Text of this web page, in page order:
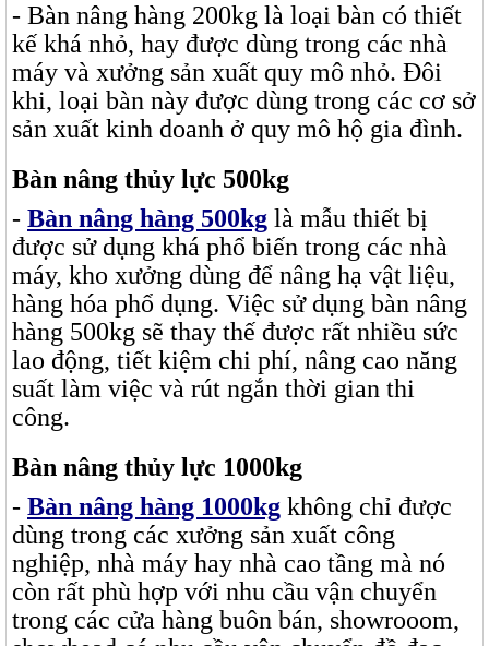
- Bàn nâng hàng 200kg là loại bàn có thiết
kế khá nhỏ, hay được dùng trong các nhà
máy và xưởng sản xuất quy mô nhỏ. Đôi
khi, loại bàn này được dùng trong các cơ sở
sản xuất kinh doanh ở quy mô hộ gia đình.
Bàn nâng thủy lực 500kg
- Bàn nâng hàng 500kg là mẫu thiết bị
được sử dụng khá phổ biến trong các nhà
máy, kho xưởng dùng để nâng hạ vật liệu,
hàng hóa phổ dụng. Việc sử dụng bàn nâng
hàng 500kg sẽ thay thế được rất nhiều sức
lao động, tiết kiệm chi phí, nâng cao năng
suất làm việc và rút ngắn thời gian thi
công.
Bàn nâng thủy lực 1000kg
- Bàn nâng hàng 1000kg không chỉ được
dùng trong các xưởng sản xuất công
nghiệp, nhà máy hay nhà cao tầng mà nó
còn rất phù hợp với nhu cầu vận chuyển
trong các cửa hàng buôn bán, showrooom,